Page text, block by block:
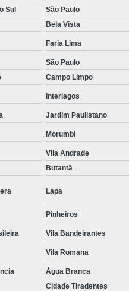
em Campina Grande
em São Paulo
em Taubaté
Hiperbárico para
para Lesão Vascular
Câmara Hiperbárica
Feridas Câmara
em Campina Grande
em São Paulo
Hiperbárica em Taubaté
Hiperbárica
Tratamento
Tratamento
em João Pessoa
em Sorocaba
Sul São Paulo
Bela Vista
Faria Lima
São Paulo
Campo Limpo
Interlagos
Jardim Paulistano
Morumbi
Vila Andrade
Butantã
Lapa
Pinheiros
Vila Bandeirantes
Vila Romana
Água Branca
Cidade Tiradentes